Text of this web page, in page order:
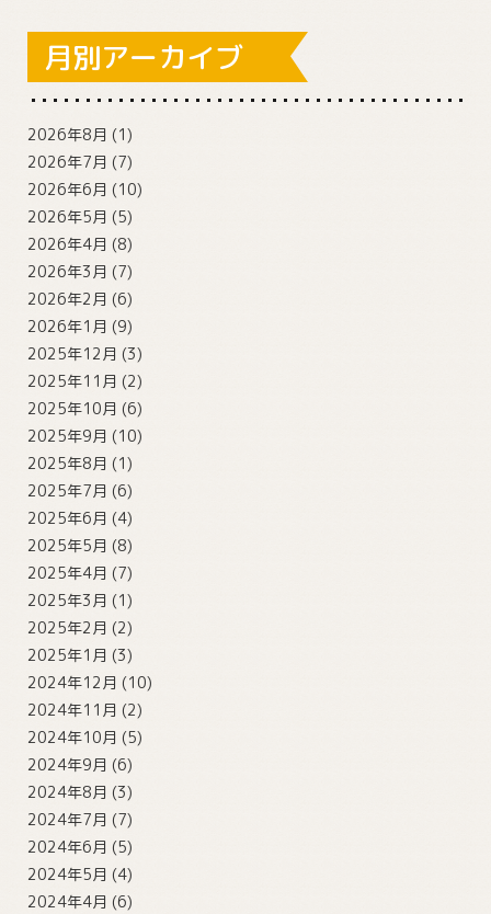
月別アーカイブ
2026年8月 (1)
2026年7月 (7)
2026年6月 (10)
2026年5月 (5)
2026年4月 (8)
2026年3月 (7)
2026年2月 (6)
2026年1月 (9)
2025年12月 (3)
2025年11月 (2)
2025年10月 (6)
2025年9月 (10)
2025年8月 (1)
2025年7月 (6)
2025年6月 (4)
2025年5月 (8)
2025年4月 (7)
2025年3月 (1)
2025年2月 (2)
2025年1月 (3)
2024年12月 (10)
2024年11月 (2)
2024年10月 (5)
2024年9月 (6)
2024年8月 (3)
2024年7月 (7)
2024年6月 (5)
2024年5月 (4)
2024年4月 (6)